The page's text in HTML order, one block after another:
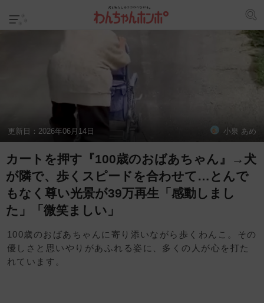
更新日： 2026年06月14日 小泉 あめ
カートを押す『100歳のおばあちゃん』→犬
が隣で、歩くスピードを合わせて…とんで
もなく尊い光景が39万再生「感動しまし
た」「微笑ましい」
100歳のおばあちゃんに寄り添いながら歩くわんこ。その
優しさと思いやりがあふれる姿に、多くの人が心を打た
れています。